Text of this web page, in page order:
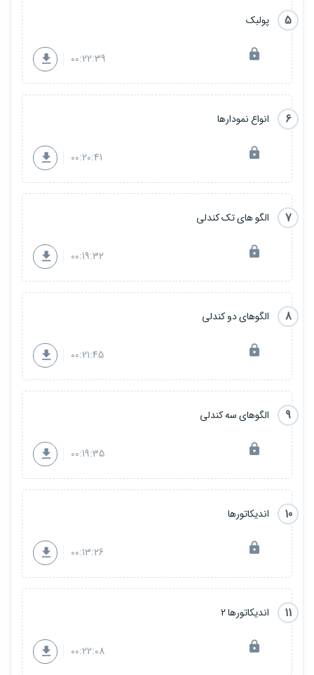
5 پولبک
00:22:39
6 انواع نمودارها
00:20:41
7 الگو های تک کندلی
00:19:32
8 الگوهای دو کندلی
00:21:45
9 الگوهای سه کندلی
00:19:35
10 اندیکاتورها
00:13:26
11 اندیکاتورها 2
00:22:08